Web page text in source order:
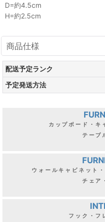
D=約4.5cm
H=約2.5cm
商品仕様
配送予定ランク
予定発送方法
カップボード・キ
テーブ
ウォールキャビネット
チェア
フック・フ